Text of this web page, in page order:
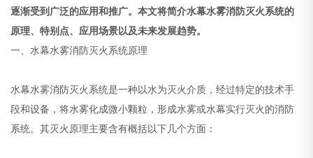
逐渐受到广泛的应用和推广。本文将简介水幕水雾消防灭火系统的
原理、特别点、应用场景以及未来发展趋势。
一、水幕水雾消防灭火系统原理
水幕水雾消防灭火系统是一种以水为灭火介质，经过特定的技术手
段和设备，将水雾化成微小颗粒，形成水雾或水幕实行灭火的消防
系统。其灭火原理主要含有概括以下几个方面：